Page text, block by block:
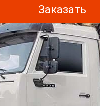
Заказать